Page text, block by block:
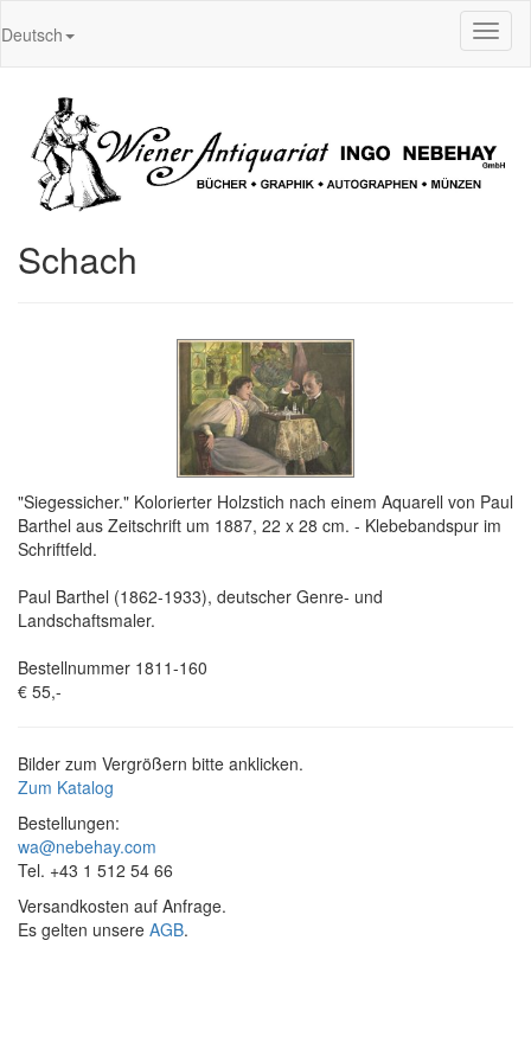
Deutsch
Schach
"Siegessicher." Kolorierter Holzstich nach einem Aquarell von Paul
Barthel aus Zeitschrift um 1887, 22 x 28 cm. - Klebebandspur im
Schriftfeld.
Paul Barthel (1862-1933), deutscher Genre- und
Landschaftsmaler.
Bestellnummer 1811-160
€ 55,-
Bilder zum Vergrößern bitte anklicken.
Zum Katalog
Bestellungen:
wa@nebehay.com
Tel. +43 1 512 54 66
Versandkosten auf Anfrage.
Es gelten unsere AGB.